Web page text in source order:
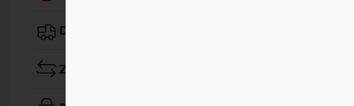
Darmowa dostawa: powyżej 150 zł
Zwrot do 14 dni